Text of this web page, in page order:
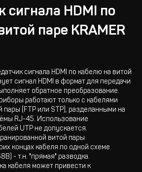
сигнала HDMI по
паре KRAMER
сигнала HDMI по кабелю на витой
сигнал HDMI в формат для передачи
обратное преобразование.
работают только с кабелями
пары (FTP или STP), разделанными на
RJ-45. Использование
UTP не допускается.
витой пары
концах кабеля по одной схеме
- т.н. "прямая" разводка.
кабеля может привести к